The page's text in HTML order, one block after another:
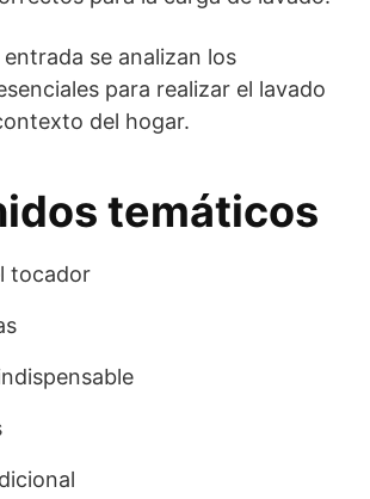
se analizan los
para realizar el lavado
del hogar.
temáticos
tocador